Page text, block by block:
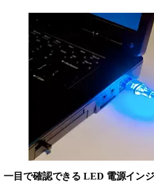
一目で確認できる LED 電源イン